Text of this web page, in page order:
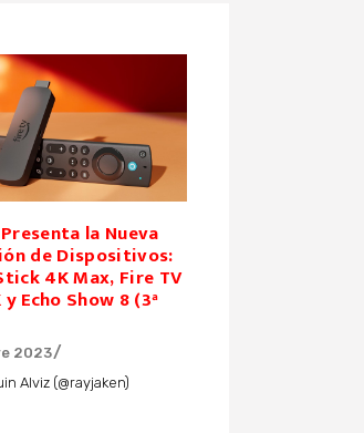
la Nueva
de Dispositivos:
4K Max, Fire TV
Echo Show 8 (3ª
2023
Alviz (@rayjaken)